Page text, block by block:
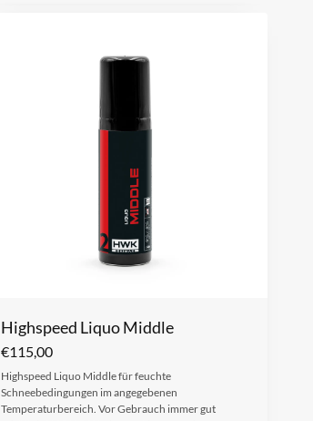
Highspeed Liquo Middle
€115,00
Highspeed Liquo Middle für feuchte
Schneebedingungen im angegebenen
Temperaturbereich. Vor Gebrauch immer gut